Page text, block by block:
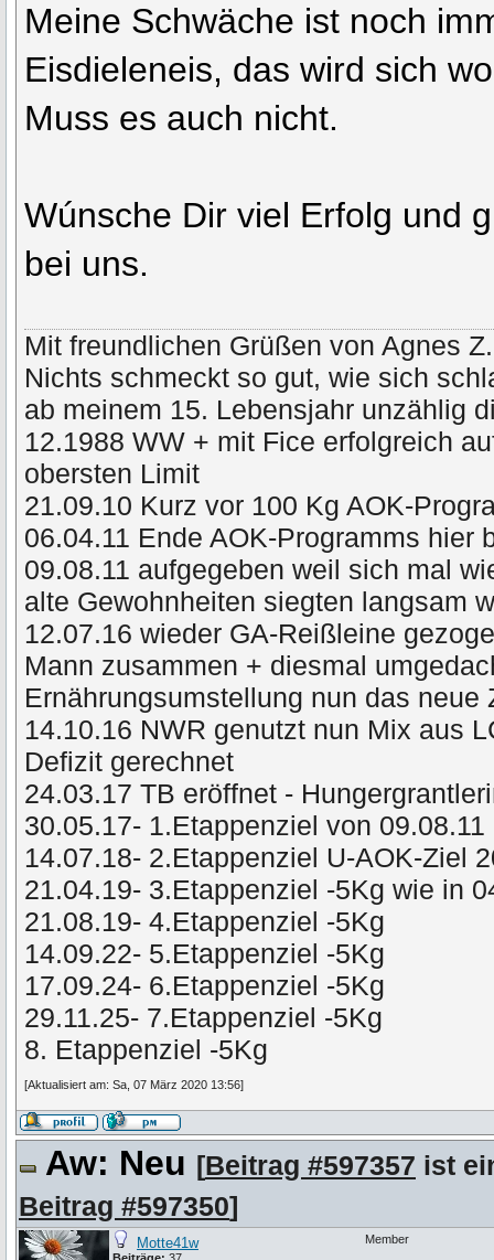
Meine Schwäche ist noch
Eisdieleneis, das wird sich
Muss es auch nicht.
Wúnsche Dir viel Erfolg und
bei uns.
Mit freundlichen Grüßen von Agnes Z.
Nichts schmeckt so gut, wie sich
ab meinem 15. Lebensjahr unzählig
12.1988 WW + mit Fice erfolgreich
obersten Limit
21.09.10 Kurz vor 100 Kg AOK-
06.04.11 Ende AOK-Programms hier
09.08.11 aufgegeben weil sich mal
alte Gewohnheiten siegten langsam
12.07.16 wieder GA-Reißleine
Mann zusammen + diesmal
Ernährungsumstellung nun das neue
14.10.16 NWR genutzt nun Mix aus
Defizit gerechnet
24.03.17 TB eröffnet -
30.05.17- 1.Etappenziel von 09.08.11
14.07.18- 2.Etappenziel U-AOK-Ziel
21.04.19- 3.Etappenziel -5Kg wie in
21.08.19- 4.Etappenziel -5Kg
14.09.22- 5.Etappenziel -5Kg
17.09.24- 6.Etappenziel -5Kg
29.11.25- 7.Etappenziel -5Kg
8. Etappenziel -5Kg
[Aktualisiert am: Sa, 07 März 2020 13:56]
Aw: Neu [Beitrag #597357 ist
Beitrag #597350]
Motte41w Member